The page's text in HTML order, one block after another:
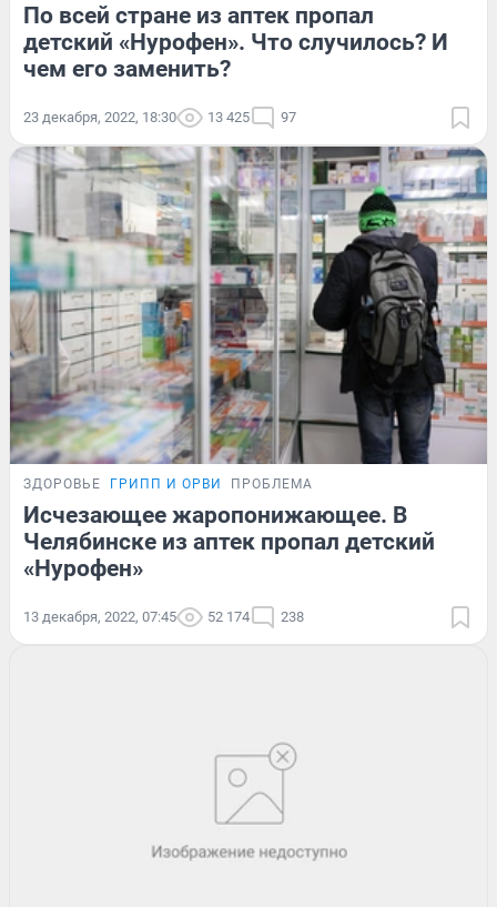
По всей стране из аптек пропал
детский «Нурофен». Что случилось? И
чем его заменить?
23 декабря, 2022, 18:30 13 425 97
ЗДОРОВЬЕ ГРИПП И ОРВИ ПРОБЛЕМА
Исчезающее жаропонижающее. В
Челябинске из аптек пропал детский
«Нурофен»
13 декабря, 2022, 07:45 52 174 238